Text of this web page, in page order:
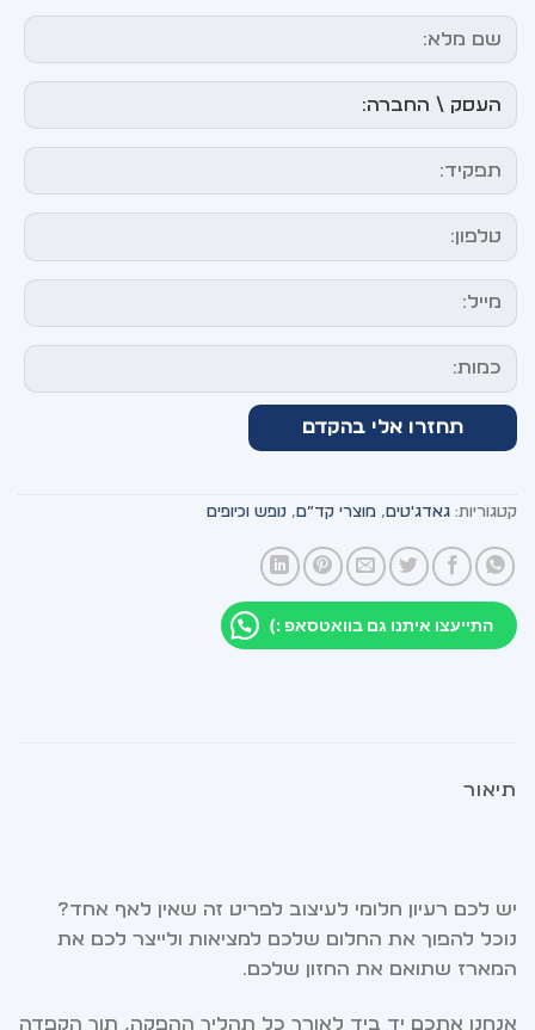
קטגוריות: גאדג'טים , מוצרי קד”ם , נופש וכיופים
התייעצו איתנו גם בוואטסאפ :)
תיאור
יש לכם רעיון חלומי לעיצוב לפריט זה שאין לאף אחד?
נוכל להפוך את החלום שלכם למציאות ולייצר לכם את
המארז שתואם את החזון שלכם.
אנחנו אתכם יד ביד לאורך כל תהליך ההפקה, תוך הקפדה